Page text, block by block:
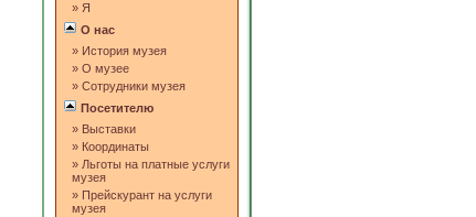
» Я
О нас
» История музея
» О музее
» Сотрудники музея
Посетителю
» Выставки
» Координаты
» Льготы на платные услуги
музея
» Прейскурант на услуги
музея